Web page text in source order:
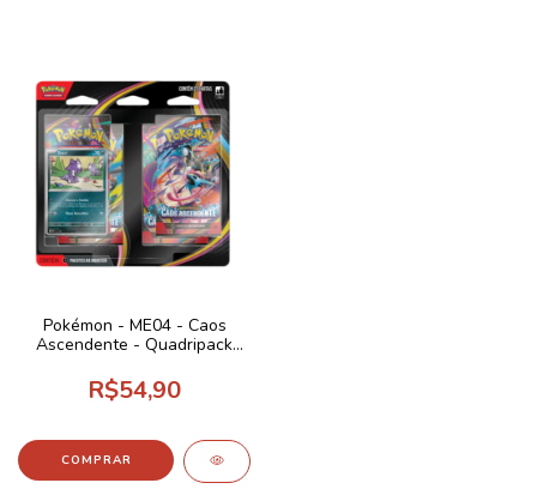
Pokémon - ME04 - Caos
Ascendente - Quadripack
R$54,90